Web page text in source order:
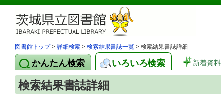
図書館トップ> 詳細検索 > 検索結果書誌一覧 > 検索結果書誌詳細
かんたん検索 いろいろ検索 新着資料
検索結果書誌詳細